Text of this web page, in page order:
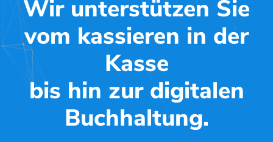
Wir unterstützen Sie
vom kassieren in der
Kasse
bis hin zur digitalen
Buchhaltung.